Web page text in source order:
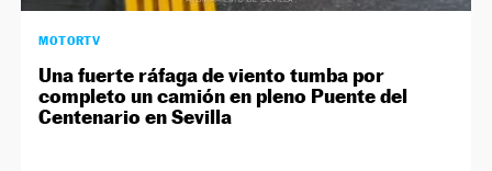
MOTORTV
Una fuerte ráfaga de viento tumba por
completo un camión en pleno Puente del
Centenario en Sevilla